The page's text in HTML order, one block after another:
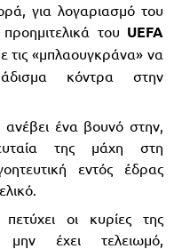
για λογαριασμό του
του UEFA
τις «μπλαουγκράνα» να
κόντρα στην
ένα βουνό στην,
της μάχη στη
εντός έδρας
οι κυρίες της
μην έχει τελειωμό,